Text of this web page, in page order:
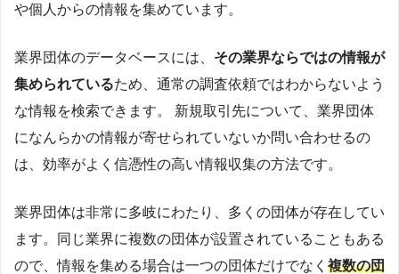
や個人からの情報を集めています。
業界団体のデータベースには、 その業界ならではの情報が
集められているため、通常の調査依頼ではわからないよう
な情報を検索できます。 新規取引先について、業界団体
になんらかの情報が寄せられていないか問い合わせるの
は、効率がよく信憑性の高い情報収集の方法です。
業界団体は非常に多岐にわたり、多くの団体が存在してい
ます。同じ業界に複数の団体が設置されていることもある
ので、情報を集める場合は一つの団体だけでなく 複数の団